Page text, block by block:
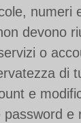
numeri
devono
o
di
e
e